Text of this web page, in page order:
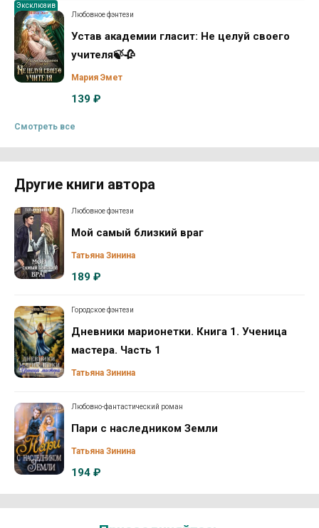
Эксклюзив
Любовное фэнтези
Устав академии гласит: Не целуй своего
учителя🍃🥀
Мария Эмет
139 ₽
Смотреть все
Другие книги автора
Любовное фэнтези
Мой самый близкий враг
Татьяна Зинина
189 ₽
Городское фэнтези
Дневники марионетки. Книга 1. Ученица
мастера. Часть 1
Татьяна Зинина
Любовно-фантастический роман
Пари с наследником Земли
Татьяна Зинина
194 ₽